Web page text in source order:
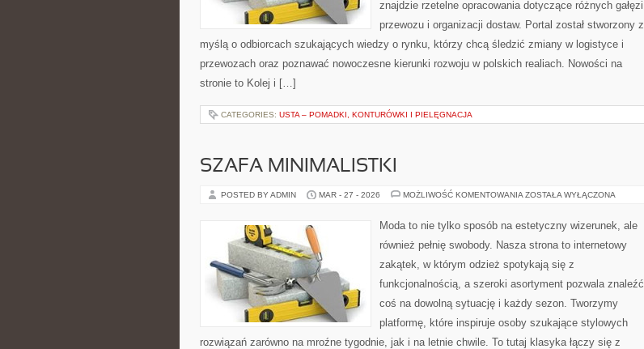
znajdzie rzetelne opracowania dotyczące różnych gałęzi
przewozu i organizacji dostaw. Portal został stworzony z
myślą o odbiorcach szukających wiedzy o rynku, którzy chcą śledzić zmiany w logistyce i
przewozach oraz poznawać nowoczesne kierunki rozwoju w polskich realiach. Nowości na
stronie to Kolej i […]
CATEGORIES: USTA – POMADKI, KONTURÓWKI I PIELĘGNACJA
SZAFA MINIMALISTKI
POSTED BY ADMIN MAR - 27 - 2026 MOŻLIWOŚĆ KOMENTOWANIA SZAFA
ZOSTAŁA WYŁĄCZONA
Moda to nie tylko sposób na estetyczny wizerunek, ale
również pełnię swobody. Nasza strona to internetowy
zakątek, w którym odzież spotykają się z
funkcjonalnością, a szeroki asortyment pozwala znaleźć
coś na dowolną sytuację i każdy sezon. Tworzymy
platformę, które inspiruje osoby szukające stylowych
rozwiązań zarówno na mroźne tygodnie, jak i na letnie chwile. To tutaj klasyka łączy się z